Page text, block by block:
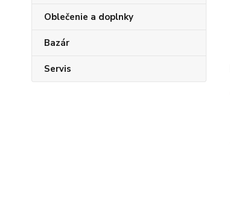
Oblečenie a doplnky
Bazár
Servis